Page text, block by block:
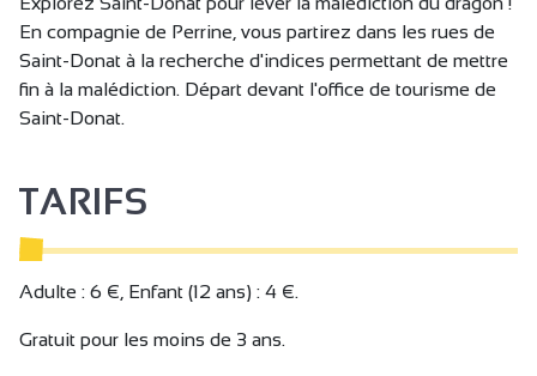
En compagnie de Perrine, vous partirez dans les rues de
Saint-Donat à la recherche d'indices permettant de mettre
fin à la malédiction. Départ devant l'office de tourisme de
Saint-Donat.
TARIFS
Adulte : 6 €, Enfant (12 ans) : 4 €.
Gratuit pour les moins de 3 ans.